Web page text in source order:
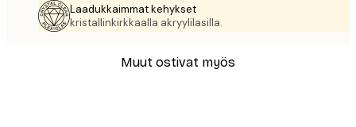
Laadukkaimmat kehykset
kristallinkirkkaalla akryylilasilla.
Muut ostivat myös